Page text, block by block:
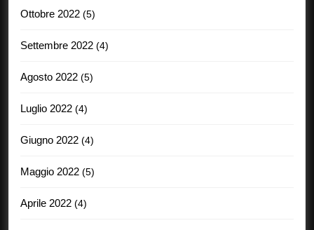
Ottobre 2022 (5)
Settembre 2022 (4)
Agosto 2022 (5)
Luglio 2022 (4)
Giugno 2022 (4)
Maggio 2022 (5)
Aprile 2022 (4)